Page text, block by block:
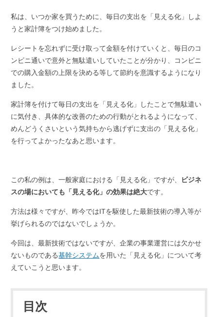
私は、いつか家を買うために、毎日の支出を「見える化」しよ
うと家計簿をつけ始めました。
レシートを忘れずに受け取って金額を付けていくと、毎日のコ
ンビニ通いで意外と無駄遣いしていたことが分かり、コンビニ
での購入金額の上限を決める等して節約を意識するようになり
ました。
家計簿を付けて毎日の支出を「見える化」したことで無駄遣い
に気付き、具体的な改善のための行動がとれるようになって、
めんどうくさいという気持ちから逃げずに支出の「見える化」
を行ってよかったなあと思います。
この私の例は、一般家庭における「見える化」ですが、 ビジネ
スの場においても「見える化」の効果は絶大です。
方法は様々ですが、昨今ではITを駆使した最新技術の導入等が
挙げられるのではないでしょうか。
今回は、最新技術ではないですが、企業の事業運営には欠かせ
ないものである基幹システムを用いた「見える化」について考
えていこうと思います。
目次